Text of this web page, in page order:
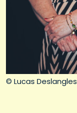
© Lucas Deslangles